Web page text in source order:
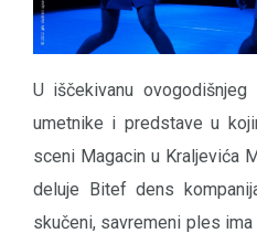
U iščekivanu
umetnike i predstave u
sceni Magacin u Kraljevića
deluje Bitef dens
skučeni, savremeni ples